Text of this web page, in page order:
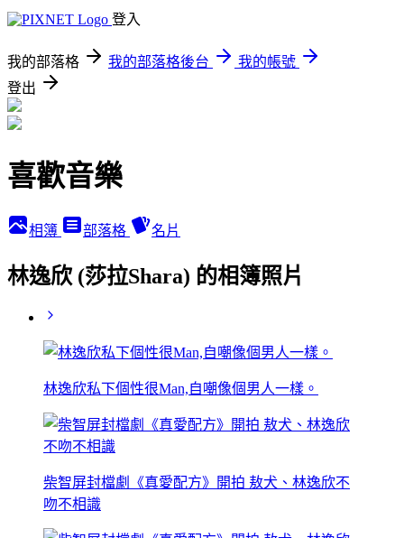
登入
我的部落格 我的部落格後台
我的帳號
登出
喜歡音樂
相簿 部落格 名片
林逸欣 (莎拉Shara) 的相簿照片
林逸欣私下個性很Man,自嘲像個男人一樣。
柴智屏封檔劇《真愛配方》開拍 敖犬、林逸欣不
吻不相識